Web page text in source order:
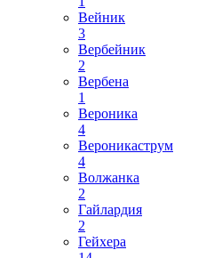
Вейник
3
Вербейник
2
Вербена
1
Вероника
4
Вероникаструм
4
Волжанка
2
Гайлардия
2
Гейхера